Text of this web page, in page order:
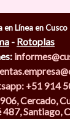
en Línea en
- Rotoplas
+51 914
Cercado,
487, Santiago,